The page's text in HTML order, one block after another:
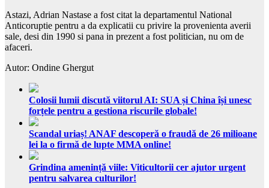
Astazi, Adrian Nastase a fost citat la departamentul National
Anticoruptie pentru a da explicatii cu privire la provenienta averii
sale, desi din 1990 si pana in prezent a fost politician, nu om de
afaceri.
Autor: Ondine Ghergut
Colosii lumii discută viitorul AI: SUA și China își unesc
forțele pentru a gestiona riscurile globale!
Scandal uriaș! ANAF descoperă o fraudă de 26 milioane
lei la o firmă de lupte MMA online!
Grindina amenință viile: Viticultorii cer ajutor urgent
pentru salvarea culturilor!